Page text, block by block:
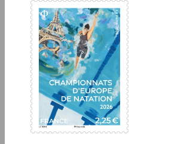
A ne pas rater: 20 ANS
CRÉATION DE
2006 - 2026 / BLOC